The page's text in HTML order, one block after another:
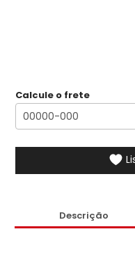
Calcule o frete
Descrição